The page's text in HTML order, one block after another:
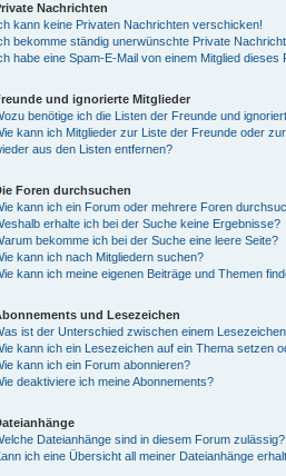
Nachrichten
kann keine Privaten Nachrichten verschicken!
bekomme ständig unerwünschte Private
habe eine Spam-E-Mail von einem Mitglied dieses
und ignorierte Mitglieder
benötige ich die Listen der Freunde und
kann ich Mitglieder zur Liste der Freunde oder
aus den Listen entfernen?
Foren durchsuchen
kann ich ein Forum oder mehrere Foren
erhalte ich bei der Suche keine Ergebnisse?
bekomme ich bei der Suche eine leere Seite?
kann ich nach Mitgliedern suchen?
kann ich meine eigenen Beiträge und Themen
und Lesezeichen
ist der Unterschied zwischen einem
kann ich ein Lesezeichen auf ein Thema setzen
kann ich ein Forum abonnieren?
deaktiviere ich meine Abonnements?
Dateianhänge sind in diesem Forum zulässig?
ich eine Übersicht all meiner Dateianhänge